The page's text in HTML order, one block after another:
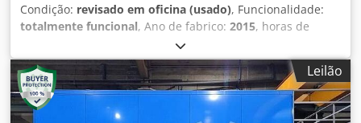
Condição: revisado em oficina (usado), Funcionalidade:
totalmente funcional, Ano de fabrico: 2015, horas de
, potência do laser:
duração da garantia:6 meses, Equipamento:unidade de
refrigeração, DG Tech – Centro de Revisões Autorizado
BLM Group A DG Tech surge do spin-off da DGService para
atender de forma específica o mercado de máquinas
Leilão